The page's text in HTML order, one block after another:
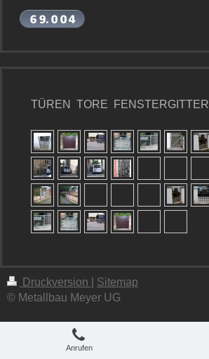
TÜREN TORE FENSTERGITTER
Druckversion
Sitemap
© Metallbau Meyer UG
Anrufen